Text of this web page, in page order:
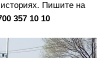
в
и
Пишите на
357 10 10